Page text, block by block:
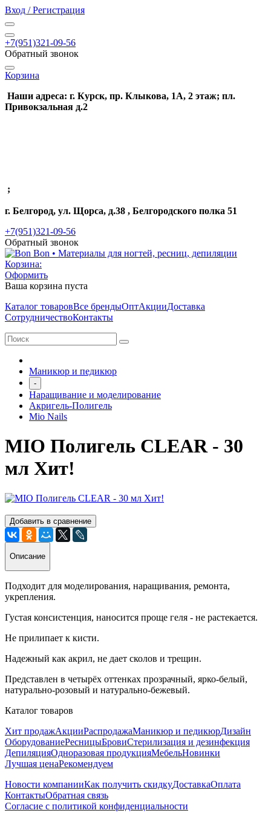
Вход / Регистрация
+7(951)321-09-56
Обратный звонок
Корзина
Наши адреса: г. Курск, пр. Клыкова, 1А, 2 этаж; пл.
Привокзальная д.2
;
г. Белгород, ул. Щорса, д.38 , Белгородского полка 51
+7(951)321-09-56
Обратный звонок
Корзина:
Оформить
Ваша корзина пуста
Каталог товаровВсе брендыОптАкцииДоставка
СотрудничествоКонтакты
Маникюр и педикюр
-
Наращивание и моделирование
Акригель-Полигель
Mio Nails
MIO Полигель CLEAR - 30
мл Хит!
Добавить в сравнение
Описание
Подходит для моделирования, наращивания, ремонта,
укрепления.
Густая консистенция, наносится проще геля - не растекается.
Не прилипает к кисти.
Надежный как акрил, не дает сколов и трещин.
Представлен в четырёх оттенках прозрачный, ярко-белый,
натурально-розовый и натурально-бежевый.
Каталог товаров
Хит продажАкцииРаспродажаМаникюр и педикюрДизайн
ОборудованиеРесницыБровиСтерилизация и дезинфекция
ДепиляцияОдноразовая продукцияМебельНовинки
Лучшая ценаРекомендуем
Новости компанииКак получить скидкуДоставкаОплата
КонтактыОбратная связь
Согласие с политикой конфиденциальности